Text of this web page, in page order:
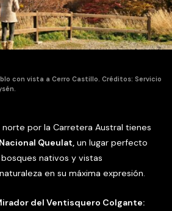
con vista a Cerro Castillo. Créditos: Servicio
norte por la Carretera Austral tienes
Queulat, un lugar perfecto
nativos y vistas
en su máxima expresión.
del Ventisquero Colgante: